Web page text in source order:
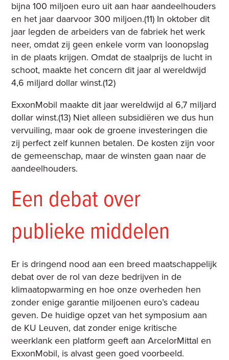
bijna 100 miljoen euro uit aan haar aandeelhouders
en het jaar daarvoor 300 miljoen.(11) In oktober dit
jaar legden de arbeiders van de fabriek het werk
neer, omdat zij geen enkele vorm van loonopslag
in de plaats krijgen. Omdat de staalprijs de lucht in
schoot, maakte het concern dit jaar al wereldwijd
4,6 miljard dollar winst.(12)
ExxonMobil maakte dit jaar wereldwijd al 6,7 miljard
dollar winst.(13) Niet alleen subsidiëren we dus hun
vervuiling, maar ook de groene investeringen die
zij perfect zelf kunnen betalen. De kosten zijn voor
de gemeenschap, maar de winsten gaan naar de
aandeelhouders.
Een debat over
publieke middelen
Er is dringend nood aan een breed maatschappelijk
debat over de rol van deze bedrijven in de
klimaatopwarming en hoe onze overheden hen
zonder enige garantie miljoenen euro’s cadeau
geven. De huidige opzet van het symposium aan
de KU Leuven, dat zonder enige kritische
weerklank een platform geeft aan ArcelorMittal en
ExxonMobil, is alvast geen goed voorbeeld.